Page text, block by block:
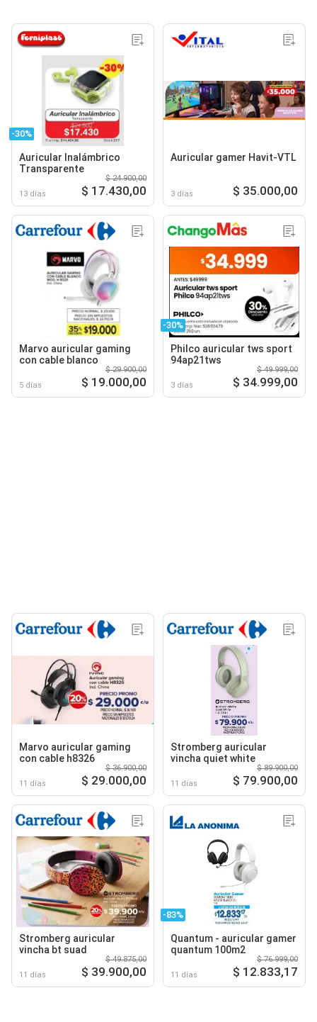
-30%
Auricular Inalámbrico
Transparente
13 días
$ 24.900,00
$ 17.430,00
Auricular gamer Havit-VTL
3 días $ 35.000,00
Marvo auricular gaming
con cable blanco
5 días
$ 29.900,00
$ 19.000,00
-30%
Philco auricular tws sport
94ap21tws
3 días
$ 49.999,00
$ 34.999,00
Marvo auricular gaming
con cable h8326
11 días
$ 36.900,00
$ 29.000,00
Stromberg auricular
vincha quiet white
11 días
$ 89.900,00
$ 79.900,00
Stromberg auricular
vincha bt suad
11 días
$ 49.875,00
$ 39.900,00
-83%
Quantum - auricular gamer
quantum 100m2
11 días
$ 76.999,00
$ 12.833,17